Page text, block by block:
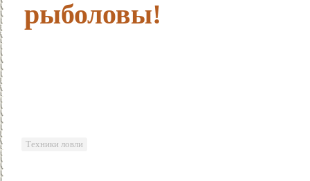
рыболовы!
Техники ловли